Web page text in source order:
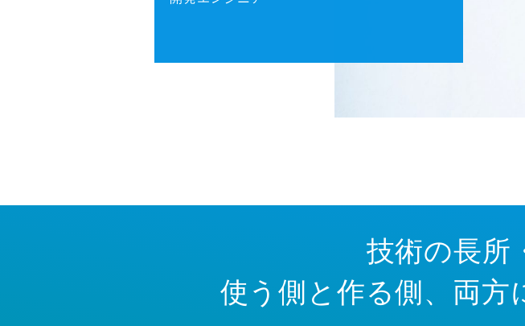
技術の長所
使う側と作る側、両方